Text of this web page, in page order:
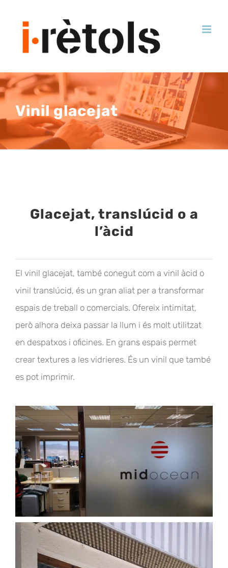
Vinil glacejat
Glacejat, translúcid o a
l’àcid
El vinil glacejat, també conegut com a vinil àcid o
vinil translúcid, és un gran aliat per a transformar
espais de treball o comercials. Ofereix intimitat,
però alhora deixa passar la llum i és molt utilitzat
en despatxos i oficines. En grans espais permet
crear textures a les vidrieres. És un vinil que també
es pot imprimir.